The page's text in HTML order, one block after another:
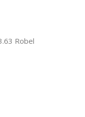
Robel